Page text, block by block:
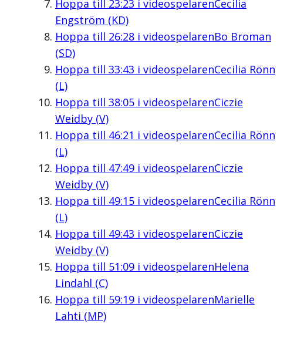
Hoppa till 23:23 i videospelarenCecilia
Engström (KD)
Hoppa till 26:28i videospelarenBo Broman
(SD)
Hoppa till 33:43 i videospelarenCecilia Rönn
(L)
Hoppa till 38:05i videospelarenCiczie
Weidby (V)
Hoppa till 46:21 i videospelarenCecilia Rönn
(L)
Hoppa till 47:49i videospelarenCiczie
Weidby (V)
Hoppa till 49:15i videospelarenCecilia Rönn
(L)
Hoppa till 49:43 i videospelarenCiczie
Weidby (V)
Hoppa till 51:09i videospelarenHelena
Lindahl (C)
Hoppa till 59:19i videospelarenMarielle
Lahti (MP)